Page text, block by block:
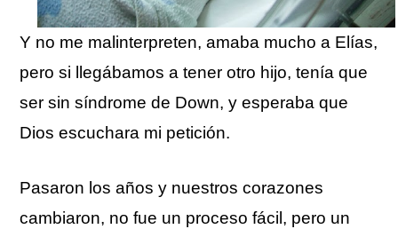
Y no me malinterpreten, amaba mucho a Elías,
pero si llegábamos a tener otro hijo, tenía que
ser sin síndrome de Down, y esperaba que
Dios escuchara mi petición.
Pasaron los años y nuestros corazones
cambiaron, no fue un proceso fácil, pero un